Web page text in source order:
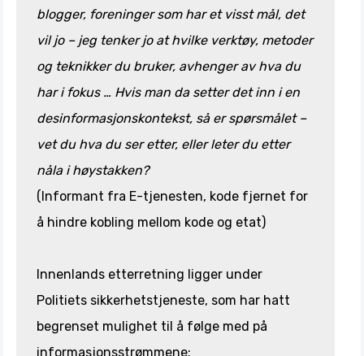
blogger, foreninger som har et visst mål, det
vil jo – jeg tenker jo at hvilke verktøy, metoder
og teknikker du bruker, avhenger av hva du
har i fokus … Hvis man da setter det inn i en
desinformasjonskontekst, så er spørsmålet –
vet du hva du ser etter, eller leter du etter
nåla i høystakken?
(Informant fra E-tjenesten, kode fjernet for
å hindre kobling mellom kode og etat)
Innenlands etterretning ligger under
Politiets sikkerhetstjeneste, som har hatt
begrenset mulighet til å følge med på
informasjonsstrømmene: